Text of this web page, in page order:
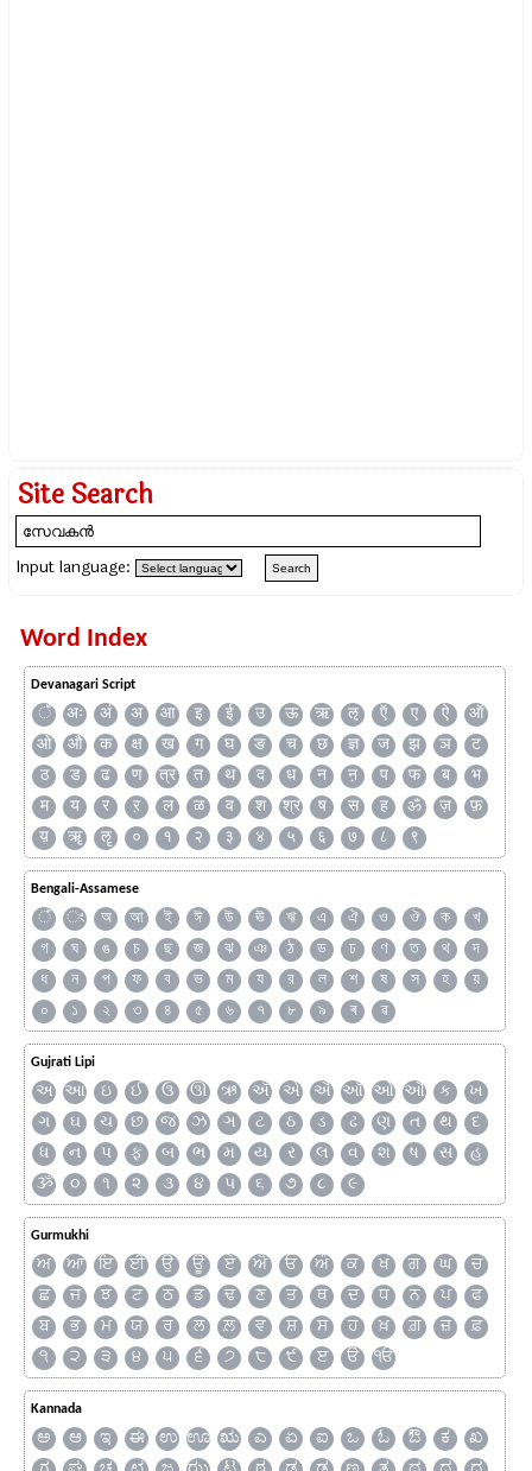
Site Search
Input language:
Word Index
Devanagari Script
ँ अः अं अ आ इ ई उ ऊ ऋ ऌ ऍ ए ऐ
ऑ
ओ
औ क क्ष ख ग घ ङ च छ ज्ञ ज झ ञ
ट
ठ
ड ढ ण त्र त थ द ध न ऩ प फ ब
भ
म
य र ऱ ल ळ व श श्र ष स ह ॐ ज़
फ़
य़
ॠ ॡ ० १ २ ३ ४ ५ ६ ७ ८ ९
Bengali-Assamese
ঁ ং অ আ ই ঈ উ ঊ ঋ এ ঐ ও ঔ ক
খ
গ
ঘ ঙ চ ছ জ ঝ ঞ ঠ ড ঢ ণ ত থ
দ
ধ
ন প ফ ব ভ ম য র ল শ ষ স হ
য়
০
১ ২ ৩ ৪ ৫ ৬ ৭ ৮ ৯ ৰ ৱ
Gujrati Lipi
અ આ ઇ ઈ ઉ ઊ ઋ ઍ એ ઐ ઑ ઓ ઔ ક
ખ
ગ
ઘ ચ છ જ ઝ ઞ ટ ઠ ડ ઢ ણ ત થ
દ
ધ
ન પ ફ બ ભ મ ય ર લ વ શ ષ સ
હ
ૐ
૦ ૧ ૨ ૩ ૪ ૫ ૬ ૭ ૮ ૯
Gurmukhi
ਅ ਆ ਇ ਈ ਉ ਊ ਏ ਐ ਓ ਔ ਕ ਖ ਗ ਘ
ਚ
ਛ
ਜ ਝ ਟ ਠ ਡ ਢ ਣ ਤ ਥ ਦ ਧ ਨ ਪ
ਫ
ਬ
ਭ ਮ ਯ ਰ ਲ ਲ਼ ਵ ਸ਼ ਸ ਹ ਖ਼ ਗ਼ ਜ਼
ਫ਼
੧
੨ ੩ ੪ ੫ ੬ ੭ ੮ ੯ ੲ ੳ ੴ
Kannada
ಅ ಆ ಇ ಈ ಉ ಊ ಋ ಎ ಏ ಐ ಒ ಓ ಔ ಕ
ಖ